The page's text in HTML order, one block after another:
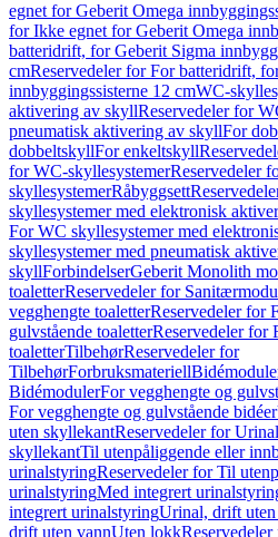
egnet for Geberit Omega
for Ikke egnet for Geberit Omega
batteridrift, for Geberit Sigma
cmReservedeler for For batteridrift,
innbyggingssisterne 12 cmWC-
aktivering av skyllReservedeler for
pneumatisk aktivering av skyllFor
dobbeltskyllFor enkeltskyll
for WC-skyllesystemerReservedeler
skyllesystemerRåbyggsett
skyllesystemer med elektronisk
For WC skyllesystemer med
skyllesystemer med pneumatisk
skyllForbindelserGeberit Monolith
toaletterReservedeler for
vegghengte toaletterReservedeler for
gulvstående toaletterReservedeler for
toaletterTilbehørReservedeler for
TilbehørForbruksmateriell
BidémodulerFor vegghengte og
For vegghengte og gulvstående bidéer
uten skyllekantReservedeler for
skyllekantTil utenpåliggende eller
urinalstyringReservedeler for Til
urinalstyringMed integrert
integrert urinalstyringUrinal, drift uten
drift uten vannUten lokk